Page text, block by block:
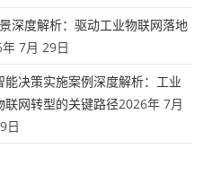
深度解析：驱动工业物联网落地
7月 29日
能决策实施案例深度解析：工业
联网转型的关键路径2026年 7月
日